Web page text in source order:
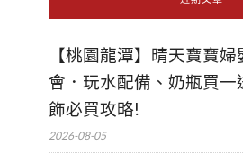
【桃園龍潭】晴天寶寶
會．玩水配備、奶瓶買一
飾必買攻略!
2026-08-05